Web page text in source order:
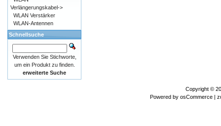
Verlängerungskabel->
WLAN Verstärker
WLAN-Antennen
Schnellsuche
Verwenden Sie Stichworte,
um ein Produkt zu finden.
erweiterte Suche
Copyright ©
Powered by osCommerce |